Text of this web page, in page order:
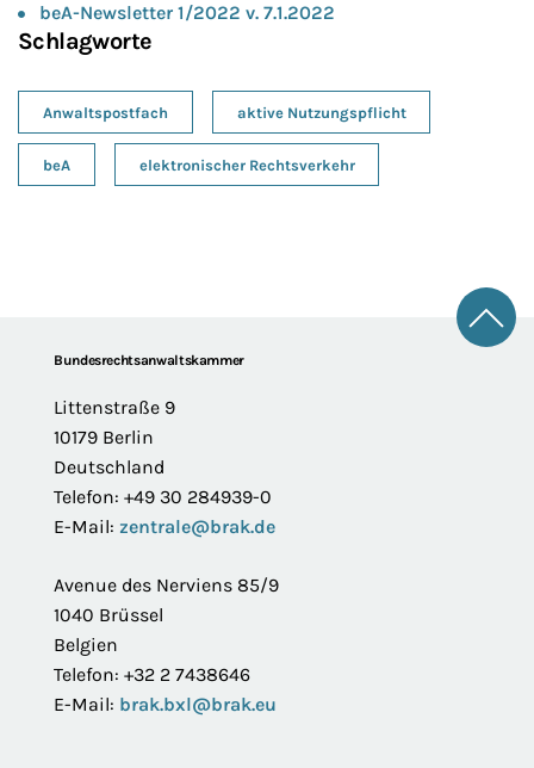
beA-Newsletter 1/2022 v. 7.1.2022
Schlagworte
Anwaltspostfach aktive Nutzungspflicht
beA elektronischer Rechtsverkehr
FooterBundesrechtsanwaltskammer
Littenstraße 9
10179 Berlin
Deutschland
Telefon: +49 30 284939-0
E-Mail: zentrale@brak.de
Avenue des Nerviens 85/9
1040 Brüssel
Belgien
Telefon: +32 2 7438646
E-Mail: brak.bxl@brak.eu